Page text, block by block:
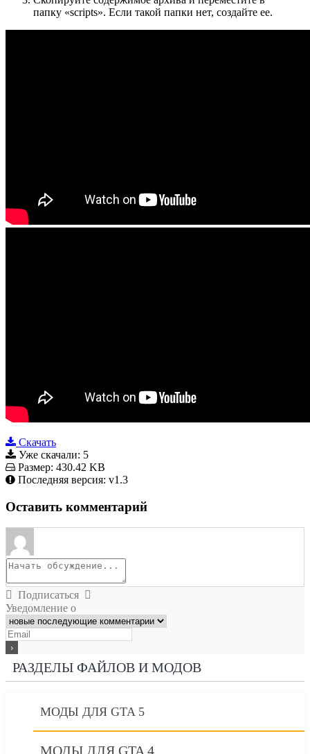
папку «scripts». Если такой папки нет, создайте ее.
Скачать
Уже скачали: 5
Размер: 430.42 KB
Последняя версия: v1.3
Оставить комментарий
Подписаться
Уведомление о
РАЗДЕЛЫ ФАЙЛОВ И МОДОВ
МОДЫ ДЛЯ GTA 5
МОДЫ ДЛЯ GTA 4